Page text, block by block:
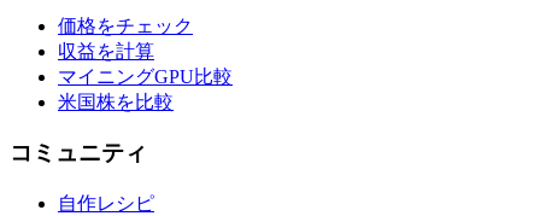
価格をチェック
収益を計算
マイニングGPU比較
米国株を比較
コミュニティ
自作レシピ